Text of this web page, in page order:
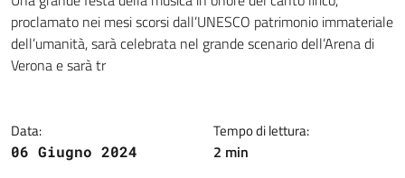
proclamato nei mesi scorsi dall’UNESCO patrimonio immateriale
dell’umanità, sarà celebrata nel grande scenario dell’Arena di
Verona e sarà tr
Data:
06 Giugno 2024
Tempo di lettura:
2 min